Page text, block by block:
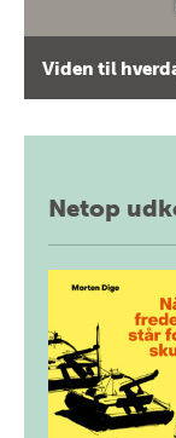
Viden til
Netop